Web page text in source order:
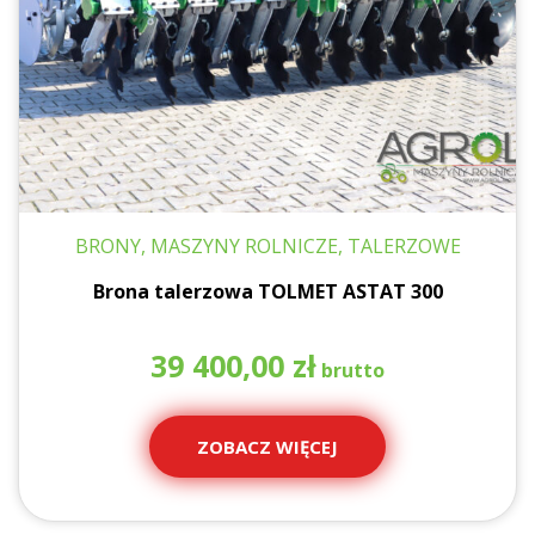
BRONY, MASZYNY ROLNICZE, TALERZOWE
Brona talerzowa TOLMET ASTAT 300
39 400,00 zł
ZOBACZ WIĘCEJ